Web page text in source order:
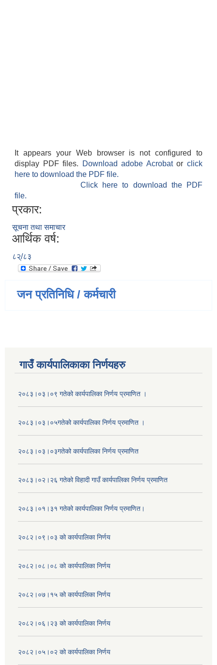
It appears your Web browser is not configured to
display PDF files.
Download adobe Acrobatorclick
here to download the PDF file.
Click here to download the PDF
file.
प्रकार:
सूचना तथा समाचार
आर्थिक वर्ष:
८२्/८३
जन प्रतिनिधि / कर्मचारी
गाउँ कार्यपालिकाका निर्णयहरु
२०८३।०३।०९ गतेको कार्यपालिका निर्णय प्रमाणित ।
२०८३।०३।०५गतेको कार्यपालिका निर्णय प्रमाणित ।
२०८३।०३।०३गतेको कार्यपालिका निर्णय प्रमाणित
२०८३।०२।२६ गतेको विहादी गाउँ कार्यपालिका निर्णय प्रमाणित
२०८३।०१।३१ गतेको कार्यपालिका निर्णय प्रमाणित।
२०८२।०९।०३ को कार्यपालिका निर्णय
२०८२।०८।०८ को कार्यपालिका निर्णय
२०८२।०७।१५ को कार्यपालिका निर्णय
२०८२।०६।२३ को कार्यपालिका निर्णय
२०८२।०५।०२ को कार्यपालिका निर्णय